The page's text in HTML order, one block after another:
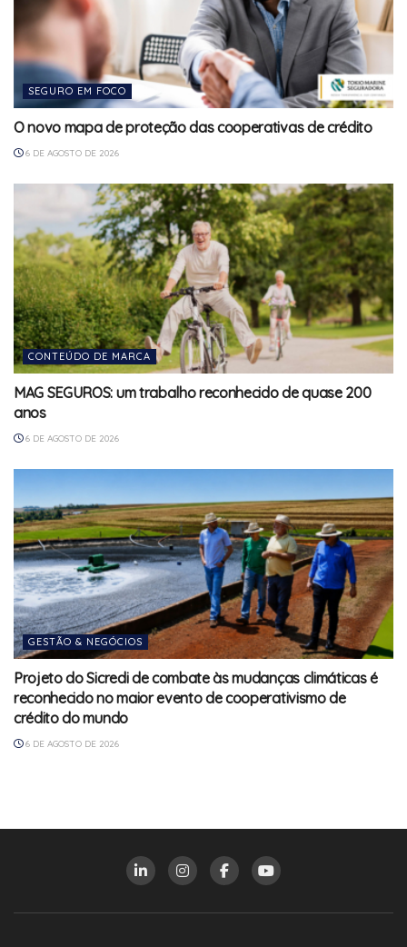
SEGURO EM FOCO
O novo mapa de proteção das cooperativas de crédito
6 DE AGOSTO DE 2026
CONTEÚDO DE MARCA
MAG SEGUROS: um trabalho reconhecido de quase 200
anos
6 DE AGOSTO DE 2026
GESTÃO & NEGÓCIOS
Projeto do Sicredi de combate às mudanças climáticas é
reconhecido no maior evento de cooperativismo de
crédito do mundo
6 DE AGOSTO DE 2026